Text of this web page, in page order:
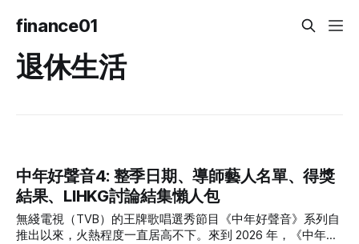
finance01
退休生活
中年好聲音4: 整季日期、導師藝人名單、得獎
結果、LIHKG討論結集懶人包
無綫電視（TVB）的王牌歌唱選秀節目《中年好聲音》系列自
推出以來，火熱程度一直居高不下。來到 2026 年，《中年好